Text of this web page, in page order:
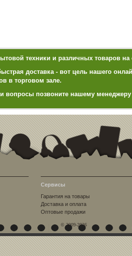
техники и различных товаров на
доставка - вот цель нашего
в торговом зале.
вопросы позвоните нашему
Сервисы
Гарантия на товары
Доставка и оплата
Оптовые продажи
© 2009-2026